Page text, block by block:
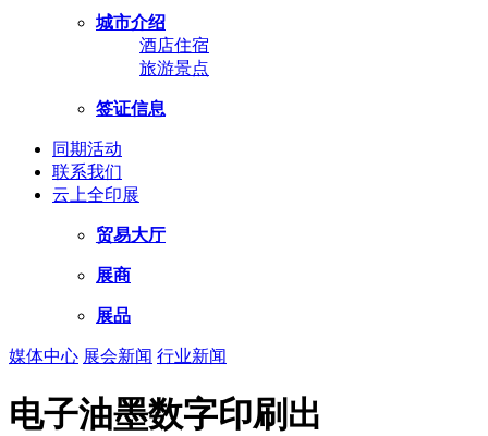
城市介绍
酒店住宿
旅游景点
签证信息
同期活动
联系我们
云上全印展
贸易大厅
展商
展品
媒体中心 展会新闻 行业新闻
电子油墨数字印刷出